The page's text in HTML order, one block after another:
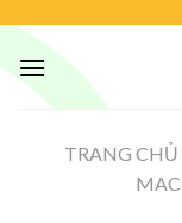
content
TRANG CHỦ